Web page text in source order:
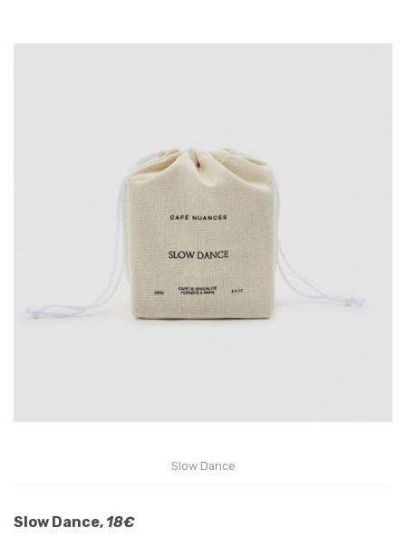
Slow Dance
Slow Dance, 18€